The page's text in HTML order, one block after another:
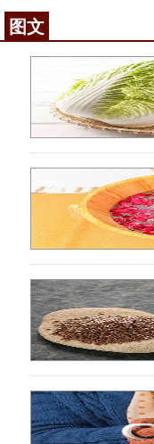
图文